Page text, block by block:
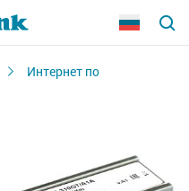
Интернет по